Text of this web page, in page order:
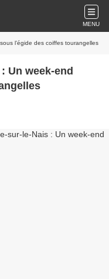
MENU
l’égide des coiffes tourangelles
Un week-end